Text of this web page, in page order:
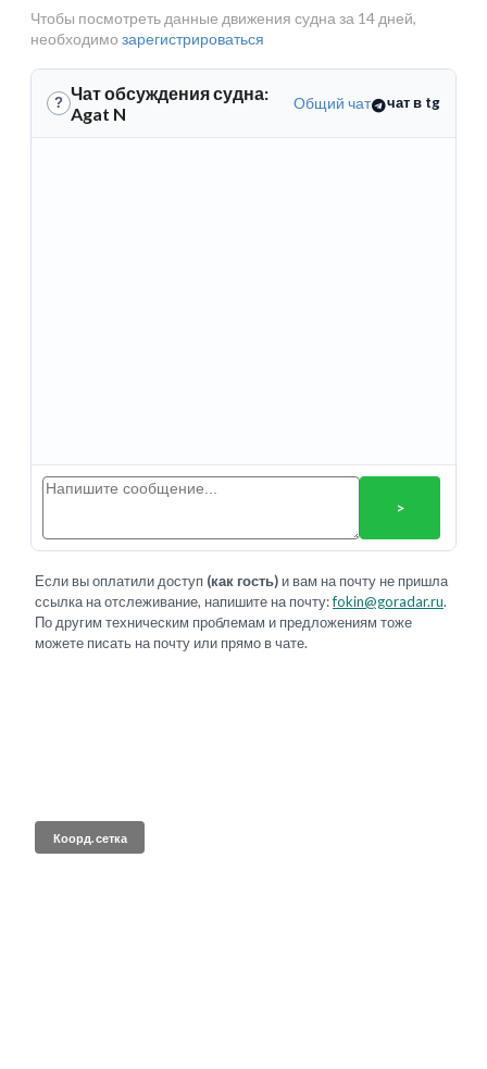
Чтобы посмотреть данные движения судна за 14 дней,
необходимо зарегистрироваться
? Чат обсуждения судна:
Agat N
Общий чат чат в tg
>
Если вы оплатили доступ (как гость) и вам на почту не пришла
ссылка на отслеживание, напишите на почту:fokin@goradar.ru.
По другим техническим проблемам и предложениям тоже
можете писать на почту или прямо в чате.
Коорд. сетка